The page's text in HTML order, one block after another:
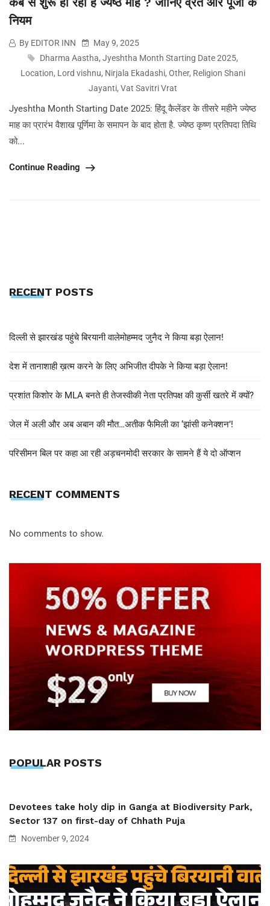
नियम
By EDITOR INN
May 9, 2025
Dharma Aastha, Jyeshtha Month Starting Date 2025,
Location, Lord vishnu, Nirjala Ekadashi, Other, Religion Shani
Jayanti, Vat Savitri Vrat
Jyeshtha Month Starting Date 2025: हिंदू कैलेंडर के तीसरे महीने ज्येष्ठ
माह का प्रारंभ वैशाख पूर्णिमा के समापन के बाद होता है. ज्येष्ठ कृष्ण प्रतिपदा तिथि
को...
Continue Reading
RECENT POSTS
दिल्ली से झारखंड पहुंचे बिरयानी वालेमोहम्मद जुनैद ने किया बड़ा ऐलान!
देश में तानाशाही ख़त्म करने के लिए अभिजीत दीपके ने किया बड़ा ऐलान!
प्रशांत किशोर के MLA बनते ही तेजस्वीकी नेता प्रतिपक्ष की कुर्सी खतरे में क्यों?
जेल में अली और अब अबान की मौत…अतीक फैमिली का ‘झांसी कनेक्शन’!
परिसीमन बिल पर कहा आ रही अड़चनमोदी सरकार के सामने हैं ये दो ऑप्शन
RECENT COMMENTS
No comments to show.
POPULAR POSTS
Devotees take holy dip in Ganga at Biodiversity Park,
Sector 137 on first-day of Chhath Puja
November 9, 2024